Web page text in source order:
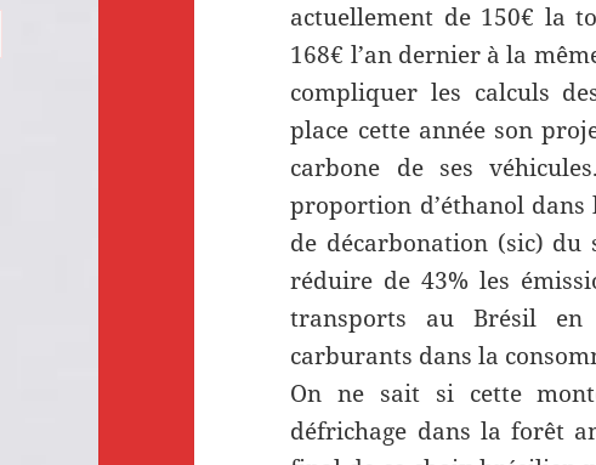
actuellement de 150€ la
168€ l’an dernier à la
compliquer les calculs
place cette année son
carbone de ses
proportion d’éthanol dans
de décarbonation (sic) du
réduire de 43% les
transports au Brésil en
carburants dans la
On ne sait si cette
défrichage dans la forêt